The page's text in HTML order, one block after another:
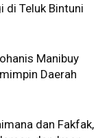
di Teluk Bintuni
Manibuy
Daerah
dan Fakfak,